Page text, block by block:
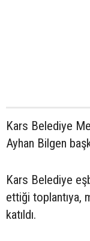
Kars Belediye
Ayhan Bilgen
Kars Belediye
ettiği toplantıya,
katıldı.